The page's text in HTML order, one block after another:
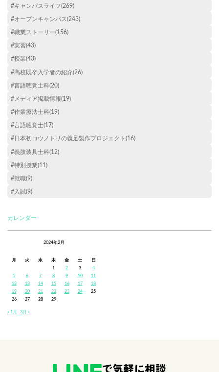
#キャンパスライフ(269)
#オープンキャンパス(243)
#職業ストーリー(156)
#実習(43)
#授業(43)
#高校既卒入学者の紹介(26)
#言語聴覚士科(20)
#メディア掲載情報(19)
#作業療法士科(19)
#言語聴覚士(17)
#日本初コウノトリの義足製作プロジェクト(16)
#義肢装具士科(12)
#特別授業(11)
#就職(9)
#入試(9)
カレンダー
2024年2月
月 火 水 木 金 土
日
1
2 3
4
5
6 7 8 9 10
11
12
13 14 15 16 17
18
19
20 21 22 23 24
25
26
27 28
29
« 1月 3月 »
で気軽に相談